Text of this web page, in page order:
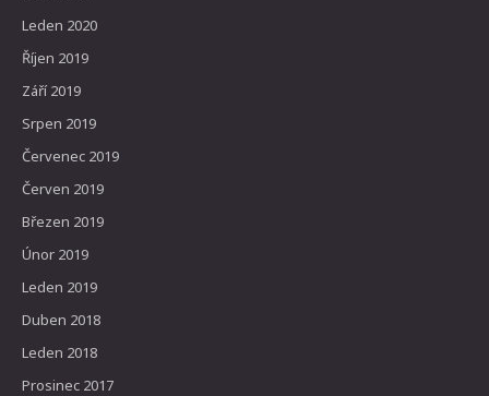
Leden 2020
Říjen 2019
Září 2019
Srpen 2019
Červenec 2019
Červen 2019
Březen 2019
Únor 2019
Leden 2019
Duben 2018
Leden 2018
Prosinec 2017